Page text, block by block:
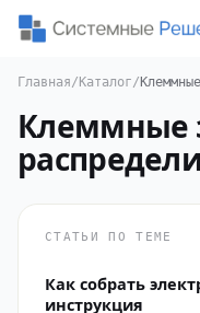
Главная/ Каталог/
Клеммные
СТАТЬИ ПО ТЕМЕ
Как собрать
инструкция